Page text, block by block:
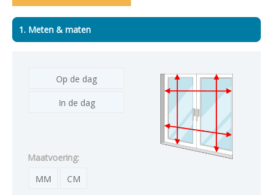
1. Meten & maten
Op de dag
In de dag
Maatvoering:
MM
CM